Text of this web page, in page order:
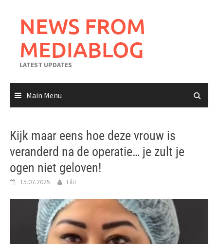
contentNEWS FROM
MEDIABLOG
LATEST UPDATES
Main Menu
Kijk maar eens hoe deze vrouw is
veranderd na de operatie… je zult je
ogen niet geloven!
15.07.2025 Lilit